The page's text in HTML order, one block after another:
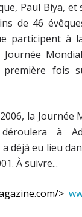
prière
Paul Biya, et
de 46
participent à
fois
la Journée
à
déjà eu lieu
À suivre...
>